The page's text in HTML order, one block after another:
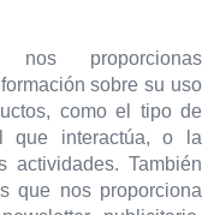
proporcionas
sobre su uso
como el tipo de
que interactúa, o la
actividades. También
que nos proporciona